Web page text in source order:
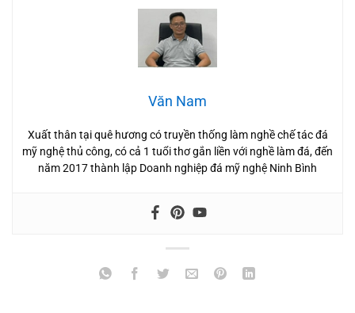
Văn Nam
Xuất thân tại quê hương có truyền thống làm nghề chế tác đá
mỹ nghệ thủ công, có cả 1 tuổi thơ gắn liền với nghề làm đá, đến
năm 2017 thành lập Doanh nghiệp đá mỹ nghệ Ninh Bình